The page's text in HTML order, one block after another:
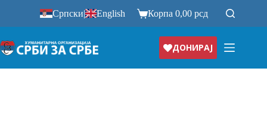
Српски| English Корпа0,00рсд
ДОНИРАЈ